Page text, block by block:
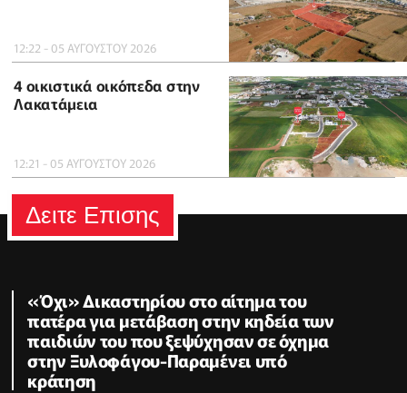
12:22 - 05 ΑΥΓΟΥΣΤΟΥ 2026
4 οικιστικά οικόπεδα στην
Λακατάμεια
12:21 - 05 ΑΥΓΟΥΣΤΟΥ 2026
Δειτε Επισης
«Όχι» Δικαστηρίου στο αίτημα του
πατέρα για μετάβαση στην κηδεία των
παιδιών του που ξεψύχησαν σε όχημα
στην Ξυλοφάγου-Παραμένει υπό
κράτηση